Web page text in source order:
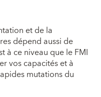
et de la
dépend aussi de
à ce niveau que le FMI
vos capacités et à
mutations du